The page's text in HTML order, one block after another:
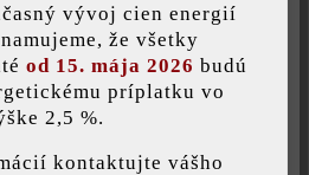
súbory cookie, aby vám ponúkla
vývoj cien energií
že všetky
od 15. mája 2026 budú
príplatku vo
2,5 %.
kontaktujte vášho